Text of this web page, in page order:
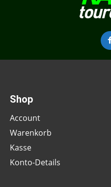
Shop
Account
Warenkorb
Kasse
Konto-Details